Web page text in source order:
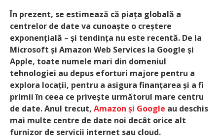
În prezent, se estimează că piața globală a
centrelor de date va cunoaște o creștere
exponențială – și tendința nu este recentă. De la
Microsoft și Amazon Web Services la Google și
Apple, toate numele mari din domeniul
tehnologiei au depus eforturi majore pentru a
explora locații, pentru a asigura finanțarea și a fi
primii în ceea ce privește următorul mare centru
de date. Anul trecut, Amazon și Google au deschis
mai multe centre de date noi decât orice alt
furnizor de servicii internet sau cloud.